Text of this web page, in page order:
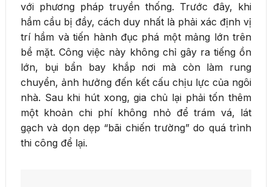
với phương pháp truyền thống. Trước đây, khi
hầm cầu bị đầy, cách duy nhất là phải xác định vị
trí hầm và tiến hành đục phá một mảng lớn trên
bề mặt. Công việc này không chỉ gây ra tiếng ồn
lớn, bụi bẩn bay khắp nơi mà còn làm rung
chuyển, ảnh hưởng đến kết cấu chịu lực của ngôi
nhà. Sau khi hút xong, gia chủ lại phải tốn thêm
một khoản chi phí không nhỏ để trám vá, lát
gạch và dọn dẹp “bãi chiến trường” do quá trình
thi công để lại.